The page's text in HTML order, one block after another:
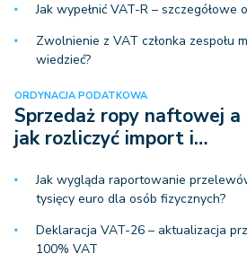
Jak wypełnić VAT-R – szczegółowe
Zwolnienie z VAT członka zespołu
wiedzieć?
ORDYNACJA PODATKOWA
Sprzedaż ropy naftowej
jak rozliczyć import i…
Jak wygląda raportowanie
tysięcy euro dla osób fizycznych?
Deklaracja VAT-26 – aktualizacja
100% VAT